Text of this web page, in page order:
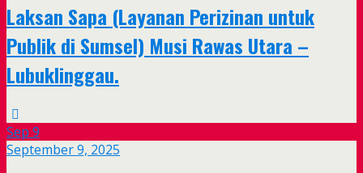
Laksan Sapa (Layanan Perizinan untuk
Publik di Sumsel) Musi Rawas Utara –
Lubuklinggau.
Sep 9
September 9, 2025